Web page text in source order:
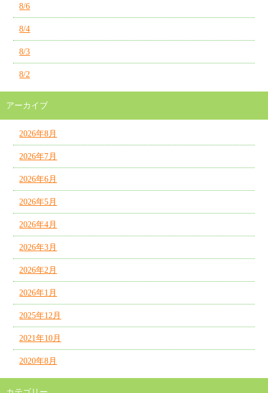
8/6
8/4
8/3
8/2
アーカイブ
2026年8月
2026年7月
2026年6月
2026年5月
2026年4月
2026年3月
2026年2月
2026年1月
2025年12月
2021年10月
2020年8月